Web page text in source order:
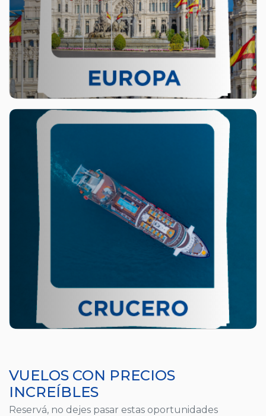
VUELOS CON PRECIOS
INCREÍBLES
Reservá, no dejes pasar estas oportunidades